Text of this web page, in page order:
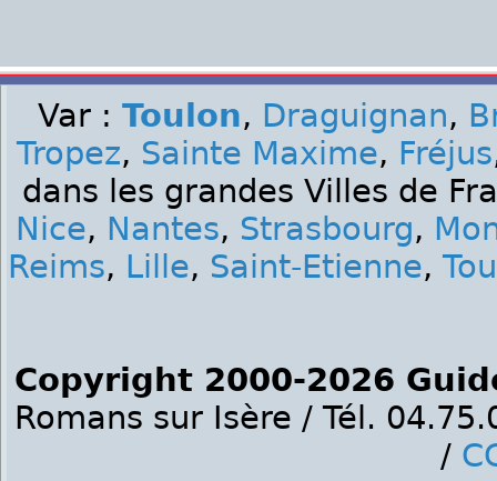
Var : Toulon, Draguignan,
Tropez, Sainte Maxime, Fréjus
dans les grandes Villes de
Nice, Nantes, Strasbourg,
Reims, Lille, Saint-Etienne,
Copyright 2000-2026
Romans sur Isère / Tél.
/